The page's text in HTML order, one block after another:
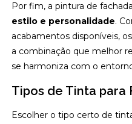
Por fim, a pintura de
estilo e personalidade.
acabamentos disponíveis,
a combinação que melhor
se harmoniza com o
Tipos de Tinta para
Escolher o tipo certo de